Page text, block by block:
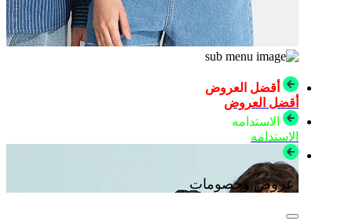
أقضل العروض
أقضل العروض
الاستدامه
الاستدامه
عروض وخصومات